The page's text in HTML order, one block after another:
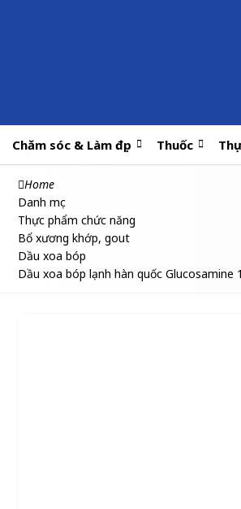
Chăm sóc & Làm đẹp Thuốc
Home
Danh mục
Thực phẩm chức năng
Bổ xương khớp, gout
Dầu xoa bóp
Dầu xoa bóp lạnh hàn quốc Glucosamine